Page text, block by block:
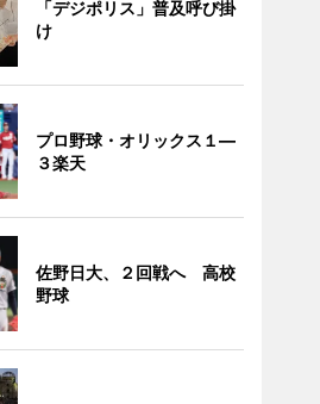
「デジポリス」普及呼び掛
け
プロ野球・オリックス１―
３楽天
佐野日大、２回戦へ 高校
野球